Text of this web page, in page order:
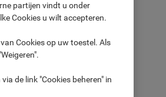
8 personen.
en 8 spatels
partijen vindt u onder
Cookies u wilt accepteren.
Cookies op uw toestel. Als
de link "Cookies beheren" in